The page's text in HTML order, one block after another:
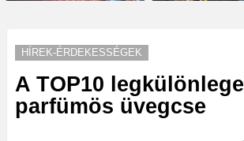
HÍREK-ÉRDEKESSÉGEK
A TOP10
parfümös üvegcse